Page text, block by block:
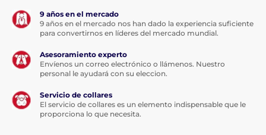
9 años en el mercado
9 años en el mercado nos han dado la experiencia suficiente
para convertirnos en líderes del mercado mundial.
Asesoramiento experto
Envíenos un correo electrónico o llámenos. Nuestro
personal le ayudará con su eleccion.
Servicio de collares
El servicio de collares es un elemento indispensable que le
proporciona lo que necesita.